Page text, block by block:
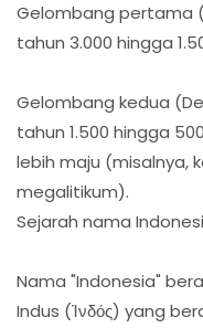
Gelombang pertama
tahun 3.000 hingga
Gelombang kedua
tahun 1.500 hingga
lebih maju (misalnya,
megalitikum).
Sejarah nama
Nama "Indonesia"
Indus (Ἰνδός) yang